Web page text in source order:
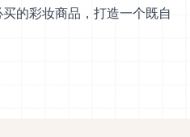
的彩妆商品，打造一个既自